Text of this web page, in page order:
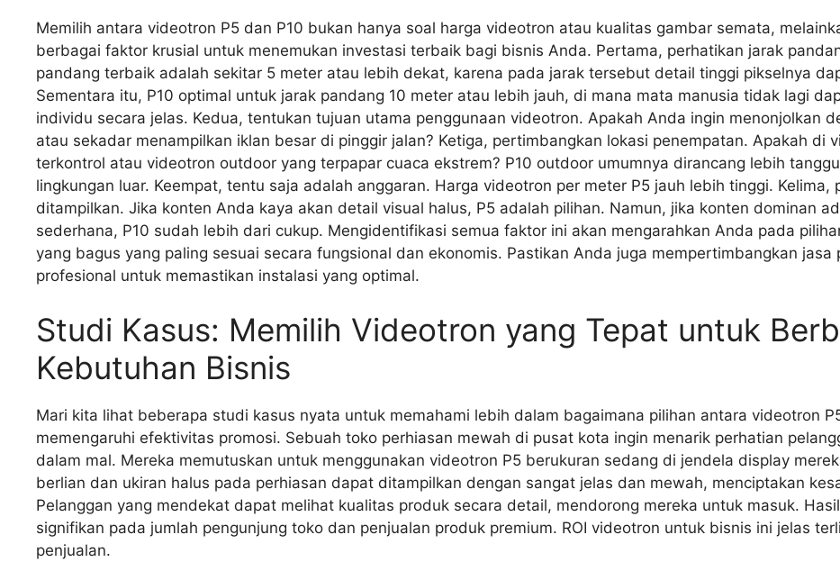
Memilih antara videotron P5 dan P10 bukan hanya soal harga videotron atau kualitas gambar semata,
berbagai faktor krusial untuk menemukan investasi terbaik bagi bisnis Anda. Pertama, perhatikan jarak
pandang terbaik adalah sekitar 5 meter atau lebih dekat, karena pada jarak tersebut detail tinggi pikselnya
Sementara itu, P10 optimal untuk jarak pandang 10 meter atau lebih jauh, di mana mata manusia tidak lagi
individu secara jelas. Kedua, tentukan tujuan utama penggunaan videotron. Apakah Anda ingin menonjolkan
atau sekadar menampilkan iklan besar di pinggir jalan? Ketiga, pertimbangkan lokasi penempatan. Apakah di
terkontrol atau videotron outdoor yang terpapar cuaca ekstrem? P10 outdoor umumnya dirancang lebih
lingkungan luar. Keempat, tentu saja adalah anggaran. Harga videotron per meter P5 jauh lebih tinggi. Kelima,
ditampilkan. Jika konten Anda kaya akan detail visual halus, P5 adalah pilihan. Namun, jika konten dominan
sederhana, P10 sudah lebih dari cukup. Mengidentifikasi semua faktor ini akan mengarahkan Anda pada
yang bagus yang paling sesuai secara fungsional dan ekonomis. Pastikan Anda juga mempertimbangkan jasa
profesional untuk memastikan instalasi yang optimal.
Studi Kasus: Memilih Videotron yang Tepat untuk
Kebutuhan Bisnis
Mari kita lihat beberapa studi kasus nyata untuk memahami lebih dalam bagaimana pilihan antara videotron
memengaruhi efektivitas promosi. Sebuah toko perhiasan mewah di pusat kota ingin menarik perhatian
dalam mal. Mereka memutuskan untuk menggunakan videotron P5 berukuran sedang di jendela display
berlian dan ukiran halus pada perhiasan dapat ditampilkan dengan sangat jelas dan mewah, menciptakan
Pelanggan yang mendekat dapat melihat kualitas produk secara detail, mendorong mereka untuk masuk.
signifikan pada jumlah pengunjung toko dan penjualan produk premium. ROI videotron untuk bisnis ini jelas
penjualan.